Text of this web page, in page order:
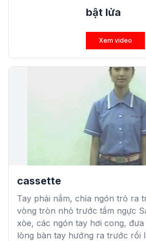
bật lửa
Xem video
cassette
Tay phải nắm, chỉa ngón trỏ ra
vòng tròn nhỏ trước tầm ngực
xòe, các ngón tay hơi cong,
lòng bàn tay hướng ra trước rồi